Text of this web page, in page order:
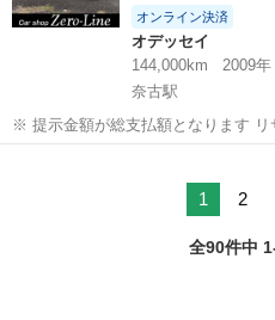
オンライン決済
オデッセイ
144,000km
2009年
奈古駅
※ 提示金額が総支払額となります リ
まず支払い能力がない、約束を守れ
ださい。もしされた場合はブロッ...
1 2
全90件中